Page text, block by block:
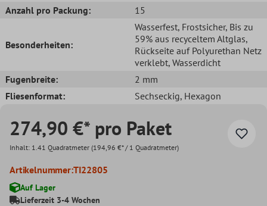
Anzahl pro Packung:
15
Besonderheiten:
Wasserfest, Frostsicher, Bis zu
59% aus recyceltem Altglas,
Rückseite auf Polyurethan Netz
verklebt, Wasserdicht
Fugenbreite:
2 mm
Fliesenformat:
Sechseckig, Hexagon
274,90 €* pro Paket
Inhalt: 1.41 Quadratmeter (194,96 €* / 1 Quadratmeter)
Artikelnummer:TI22805
Auf Lager
Lieferzeit 3-4 Wochen